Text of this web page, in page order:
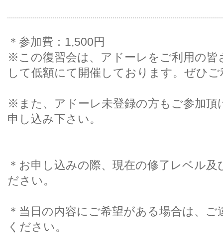
＊参加費：1,500円
※この復習会は、アドーレをご利用の
して低額にて開催しております。ぜひ
※また、アドーレ未登録の方もご参加頂
申し込み下さい。
＊お申し込みの際、現在の修了レベル
ださい。
＊当日の内容にご希望がある場合は、
ください。